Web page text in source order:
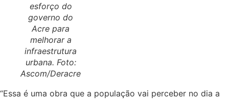
esforço do
governo do
Acre para
melhorar a
infraestrutura
urbana. Foto:
Ascom/Deracre
“Essa é uma obra que a população vai perceber no dia a